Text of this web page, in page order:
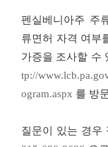
펜실베니아주 주
류면허 자격 여부
가증을 조사할 수
tp://
ogram.aspx 를 방
질문이 있는 경우